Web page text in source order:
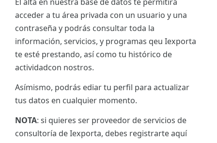
acceder a tu área privada con un usuario y una
contraseña y podrás consultar toda la
información, servicios, y programas qeu Iexporta
te esté prestando, así como tu histórico de
actividadcon nostros.
Asímismo, podrás ediar tu perfil para actualizar
tus datos en cualquier momento.
NOTA: si quieres ser proveedor de servicios de
consultoría de Iexporta, debes registrarte aquí